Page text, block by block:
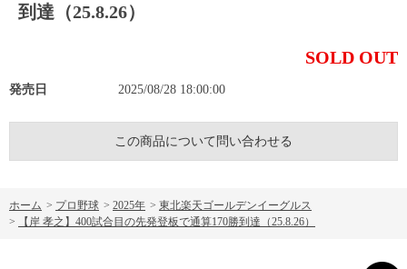
到達（25.8.26）
SOLD OUT
発売日 2025/08/28 18:00:00
この商品について問い合わせる
ホーム > プロ野球 > 2025年 > 東北楽天ゴールデンイーグルス
>
【岸 孝之】400試合目の先発登板で通算170勝到達（25.8.26）